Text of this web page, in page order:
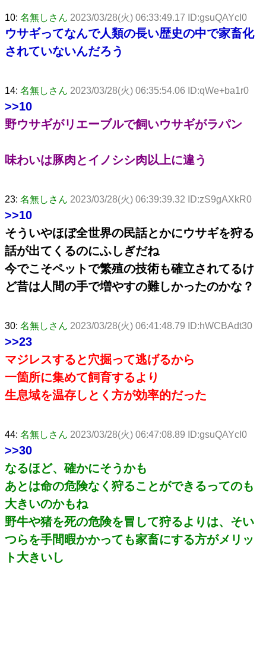
10: 名無しさん 2023/03/28(火) 06:33:49.17 ID:gsuQAYcI0
ウサギってなんで人類の長い歴史の中で家畜化
されていないんだろう
14: 名無しさん 2023/03/28(火) 06:35:54.06 ID:qWe+ba1r0
>>10
野ウサギがリエーブルで飼いウサギがラパン
味わいは豚肉とイノシシ肉以上に違う
23: 名無しさん 2023/03/28(火) 06:39:39.32 ID:zS9gAXkR0
>>10
そういやほぼ全世界の民話とかにウサギを狩る
話が出てくるのにふしぎだね
今でこそペットで繁殖の技術も確立されてるけ
ど昔は人間の手で増やすの難しかったのかな？
30: 名無しさん 2023/03/28(火) 06:41:48.79 ID:hWCBAdt30
>>23
マジレスすると穴掘って逃げるから
一箇所に集めて飼育するより
生息域を温存しとく方が効率的だった
44: 名無しさん 2023/03/28(火) 06:47:08.89 ID:gsuQAYcI0
>>30
なるほど、確かにそうかも
あとは命の危険なく狩ることができるってのも
大きいのかもね
野牛や猪を死の危険を冒して狩るよりは、そい
つらを手間暇かかっても家畜にする方がメリッ
ト大きいし